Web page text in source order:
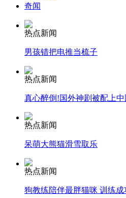
无痛分娩是否安全 医生回应
外交部：有关国家言论片面
安徽一实载49人客车翻车
走！跟着总书记去植树
奇闻
热点新闻
男孩错把电推当梳子
热点新闻
真心醉倒!国外神剧被配上
热点新闻
呆萌大熊猫滑雪取乐
热点新闻
狗教练陪伴最胖猫咪 训练成